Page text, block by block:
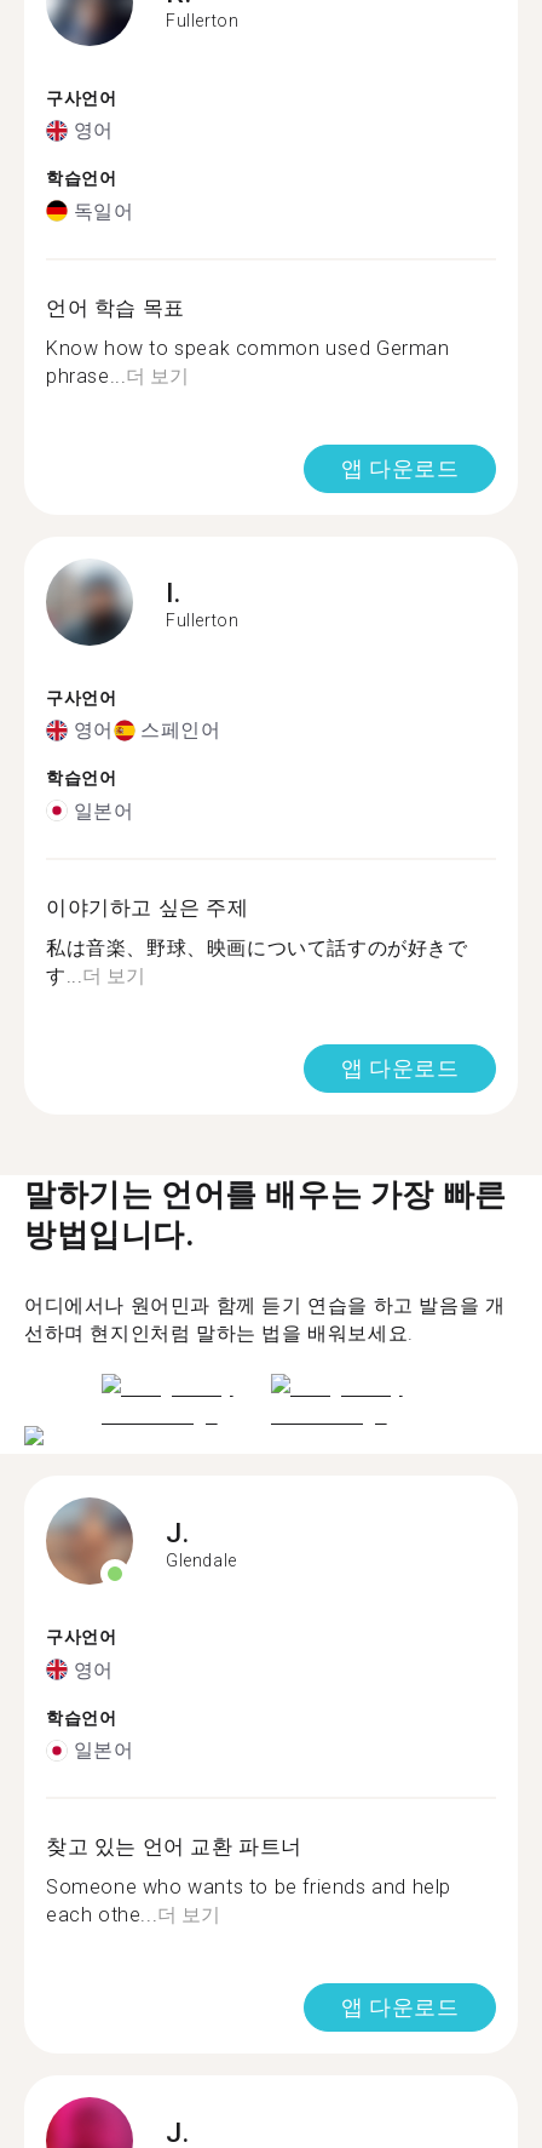
Fullerton
구사언어
영어
학습언어
독일어
언어 학습 목표
Know how to speak common used German
phrase... 더 보기
앱 다운로드
I.
Fullerton
구사언어
영어 스페인어
학습언어
일본어
이야기하고 싶은 주제
私は音楽、野球、映画について話すのが好きで
す... 더 보기
앱 다운로드
말하기는 언어를 배우는 가장 빠른
방법입니다.
어디에서나 원어민과 함께 듣기 연습을 하고 발음을 개
선하며 현지인처럼 말하는 법을 배워보세요.
J.
Glendale
구사언어
영어
학습언어
일본어
찾고 있는 언어 교환 파트너
Someone who wants to be friends and help
each othe...더 보기
앱 다운로드
J.